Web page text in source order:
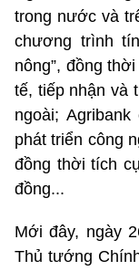
trong nước và
chương trình
nông”, đồng
tế, tiếp nhận và
ngoài;
phát triển công
đồng thời tích
đồng...
Mới đây, ngày
Thủ tướng